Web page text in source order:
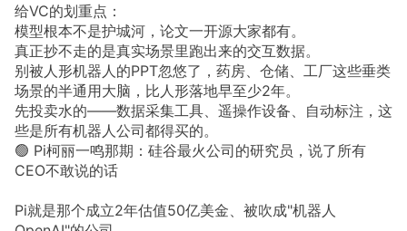
给VC的划重点：
模型根本不是护城河，论文一开源大家都有。
真正抄不走的是真实场景里跑出来的交互数据。
别被人形机器人的PPT忽悠了，药房、仓储、工厂这些垂类
场景的半通用大脑，比人形落地早至少2年。
先投卖水的——数据采集工具、遥操作设备、自动标注，这
些是所有机器人公司都得买的。
🟢 Pi柯丽一鸣那期：硅谷最火公司的研究员，说了所有
CEO不敢说的话
Pi就是那个成立2年估值50亿美金、被吹成"机器人